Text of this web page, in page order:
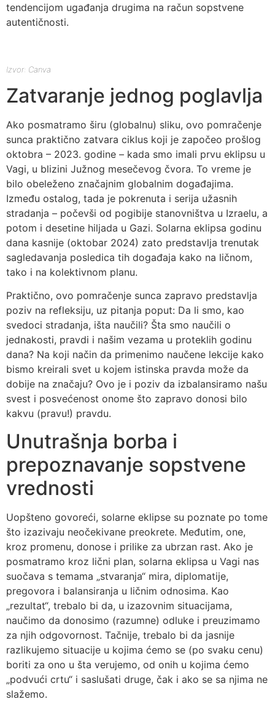
tendencijom ugađanja drugima na račun sopstvene
autentičnosti.
Izvor: Canva
Zatvaranje jednog poglavlja
Ako posmatramo širu (globalnu) sliku, ovo pomračenje
sunca praktično zatvara ciklus koji je započeo prošlog
oktobra – 2023. godine – kada smo imali prvu eklipsu u
Vagi, u blizini Južnog mesečevog čvora. To vreme je
bilo obeleženo značajnim globalnim događajima.
Između ostalog, tada je pokrenuta i serija užasnih
stradanja – počevši od pogibije stanovništva u Izraelu, a
potom i desetine hiljada u Gazi. Solarna eklipsa godinu
dana kasnije (oktobar 2024) zato predstavlja trenutak
sagledavanja posledica tih događaja kako na ličnom,
tako i na kolektivnom planu.
Praktično, ovo pomračenje sunca zapravo predstavlja
poziv na refleksiju, uz pitanja poput: Da li smo, kao
svedoci stradanja, išta naučili? Šta smo naučili o
jednakosti, pravdi i našim vezama u proteklih godinu
dana? Na koji način da primenimo naučene lekcije kako
bismo kreirali svet u kojem istinska pravda može da
dobije na značaju? Ovo je i poziv da izbalansiramo našu
svest i posvećenost onome što zapravo donosi bilo
kakvu (pravu!) pravdu.
Unutrašnja borba i
prepoznavanje sopstvene
vrednosti
Uopšteno govoreći, solarne eklipse su poznate po tome
što izazivaju neočekivane preokrete. Međutim, one,
kroz promenu, donose i prilike za ubrzan rast. Ako je
posmatramo kroz lični plan, solarna eklipsa u Vagi nas
suočava s temama „stvaranja“ mira, diplomatije,
pregovora i balansiranja u ličnim odnosima. Kao
„rezultat“, trebalo bi da, u izazovnim situacijama,
naučimo da donosimo (razumne) odluke i preuzimamo
za njih odgovornost. Tačnije, trebalo bi da jasnije
razlikujemo situacije u kojima ćemo se (po svaku cenu)
boriti za ono u šta verujemo, od onih u kojima ćemo
„podvući crtu“ i saslušati druge, čak i ako se sa njima ne
slažemo.